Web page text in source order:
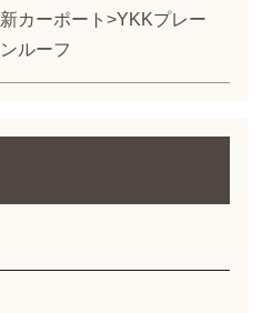
新カーポート>YKKプレー
ンルーフ